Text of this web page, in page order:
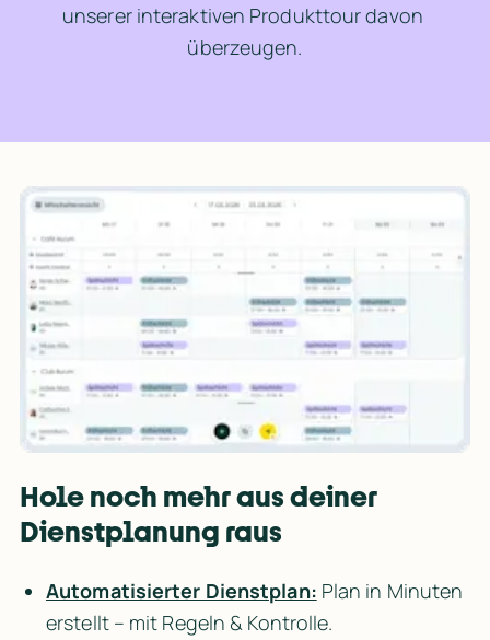
unserer interaktiven Produkttour davon
überzeugen.
Hole noch mehr aus deiner
Dienstplanung raus
Automatisierter Dienstplan: Plan in Minuten
erstellt – mit Regeln & Kontrolle.